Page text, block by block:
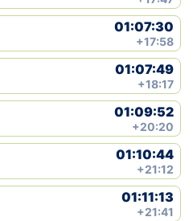
01:07:30
+17:58
01:07:49
+18:17
01:09:52
+20:20
01:10:44
+21:12
01:11:13
+21:41